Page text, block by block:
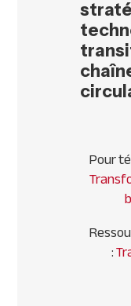
Pour
: